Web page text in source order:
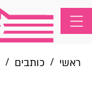
ראשי / כותבים /